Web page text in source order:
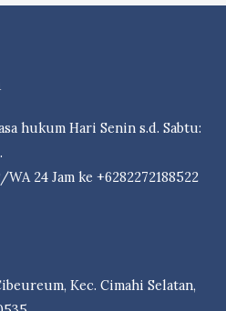
hukum Hari Senin s.d. Sabtu:
24 Jam ke +6282272188522
Kec. Cimahi Selatan,